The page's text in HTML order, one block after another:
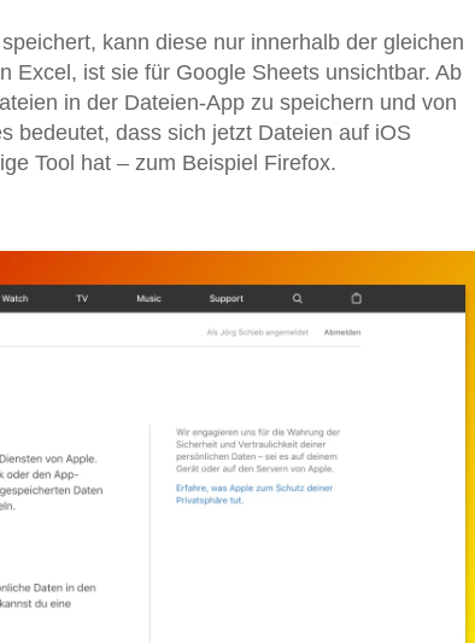
kann diese nur innerhalb der gleichen
Excel, ist sie für Google Sheets unsichtbar. Ab
in der Dateien-App zu speichern und von
bedeutet, dass sich jetzt Dateien auf iOS
Tool hat – zum Beispiel Firefox.